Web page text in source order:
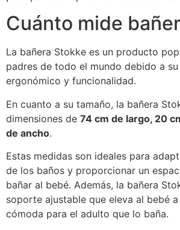
Cuánto mide
La bañera Stokke es un producto
padres de todo el mundo debido a
ergonómico y funcionalidad.
En cuanto a su tamaño, la bañera
dimensiones de 74 cm de largo, 20
de ancho.
Estas medidas son ideales para
de los baños y proporcionar un
bañar al bebé. Además, la bañera
soporte ajustable que eleva al bebé
cómoda para el adulto que lo baña.